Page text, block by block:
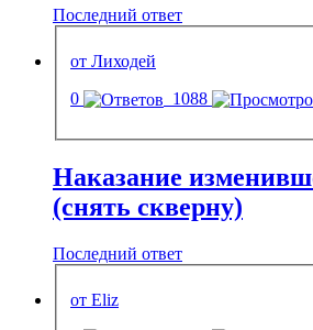
Последний ответ
от Лиходей
0
1088
Наказание
(снять скверну)
Последний ответ
от Eliz